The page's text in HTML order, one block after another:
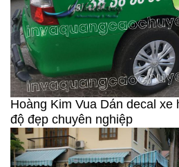
Hoàng Kim Vua Dán decal
độ đẹp chuyên nghiệp